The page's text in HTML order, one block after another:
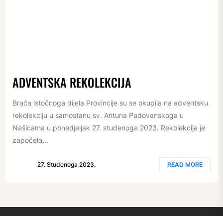
ADVENTSKA REKOLEKCIJA
Braća istočnoga dijela Provincije su se okupila na adventsku
rekolekciju u samostanu sv. Antuna Padovanskoga u
Našicama u ponedjeljak 27. studenoga 2023. Rekolekcija je
započela...
27. Studenoga 2023. READ MORE